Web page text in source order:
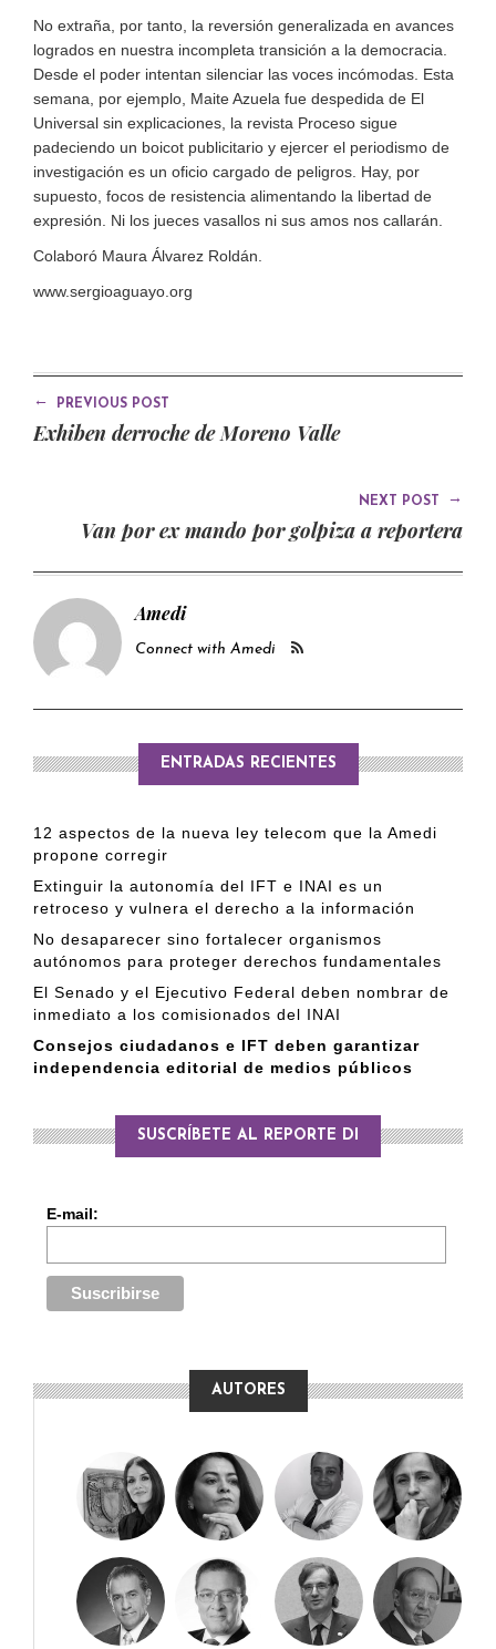
No extraña, por tanto, la reversión generalizada en avances
logrados en nuestra incompleta transición a la democracia.
Desde el poder intentan silenciar las voces incómodas. Esta
semana, por ejemplo, Maite Azuela fue despedida de El
Universal sin explicaciones, la revista Proceso sigue
padeciendo un boicot publicitario y ejercer el periodismo de
investigación es un oficio cargado de peligros. Hay, por
supuesto, focos de resistencia alimentando la libertad de
expresión. Ni los jueces vasallos ni sus amos nos callarán.
Colaboró Maura Álvarez Roldán.
www.sergioaguayo.org
← PREVIOUS POST
Exhiben derroche de Moreno Valle
NEXT POST →
Van por ex mando por golpiza a reportera
Amedi
Connect with Amedi
ENTRADAS RECIENTES
12 aspectos de la nueva ley telecom que la Amedi
propone corregir
Extinguir la autonomía del IFT e INAI es un
retroceso y vulnera el derecho a la información
No desaparecer sino fortalecer organismos
autónomos para proteger derechos fundamentales
El Senado y el Ejecutivo Federal deben nombrar de
inmediato a los comisionados del INAI
Consejos ciudadanos e IFT deben garantizar
independencia editorial de medios públicos
SUSCRÍBETE AL REPORTE DI
E-mail:
AUTORES